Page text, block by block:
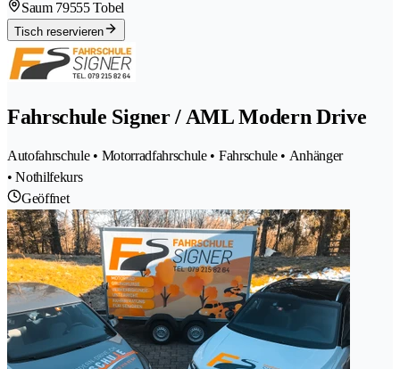
Saum 79555 Tobel
Tisch reservieren
Fahrschule Signer / AML Modern Drive
Autofahrschule • Motorradfahrschule • Fahrschule • Anhänger
• Nothilfekurs
Geöffnet